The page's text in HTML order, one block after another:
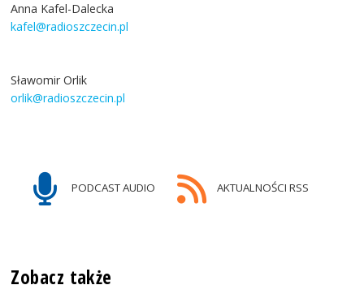
Anna Kafel-Dalecka
kafel@radioszczecin.pl
Sławomir Orlik
orlik@radioszczecin.pl
PODCAST AUDIO AKTUALNOŚCI RSS
Zobacz także